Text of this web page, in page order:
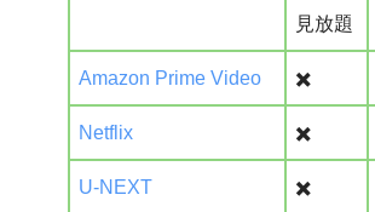
見放題
Amazon Prime Video ✖️
Netflix ✖️
U-NEXT ✖️